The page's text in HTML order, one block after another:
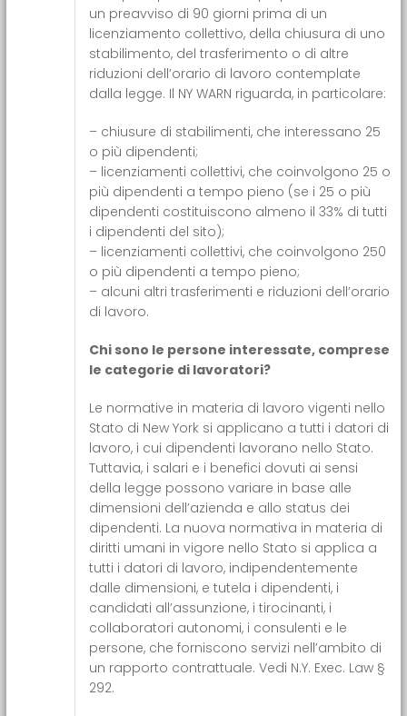
un preavviso di 90 giorni prima di un
licenziamento collettivo, della chiusura di uno
stabilimento, del trasferimento o di altre
riduzioni dell’orario di lavoro contemplate
dalla legge. Il NY WARN riguarda, in particolare:
– chiusure di stabilimenti, che interessano 25
o più dipendenti;
– licenziamenti collettivi, che coinvolgono 25 o
più dipendenti a tempo pieno (se i 25 o più
dipendenti costituiscono almeno il 33% di tutti
i dipendenti del sito);
– licenziamenti collettivi, che coinvolgono 250
o più dipendenti a tempo pieno;
– alcuni altri trasferimenti e riduzioni dell’orario
di lavoro.
Chi sono le persone interessate, comprese
le categorie di lavoratori?
Le normative in materia di lavoro vigenti nello
Stato di New York si applicano a tutti i datori di
lavoro, i cui dipendenti lavorano nello Stato.
Tuttavia, i salari e i benefici dovuti ai sensi
della legge possono variare in base alle
dimensioni dell’azienda e allo status dei
dipendenti. La nuova normativa in materia di
diritti umani in vigore nello Stato si applica a
tutti i datori di lavoro, indipendentemente
dalle dimensioni, e tutela i dipendenti, i
candidati all’assunzione, i tirocinanti, i
collaboratori autonomi, i consulenti e le
persone, che forniscono servizi nell’ambito di
un rapporto contrattuale. Vedi N.Y. Exec. Law §
292.